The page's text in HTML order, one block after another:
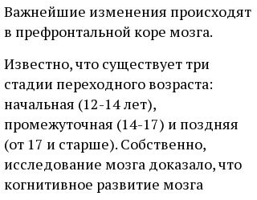
Важнейшие изменения происходят
в префронтальной коре мозга.
Известно, что существует три
стадии переходного возраста:
начальная (12-14 лет),
промежуточная (14-17) и поздняя
(от 17 и старше). Собственно,
исследование мозга доказало, что
когнитивное развитие мозга